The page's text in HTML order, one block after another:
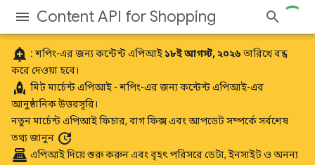
Content API for Shopping
add_alert : শপিং-এর জন্য কন্টেন্ট এপিআই ১৮ই আগস্ট, ২০২৬ তারিখে বন্ধ
করে দেওয়া হবে।
rocket মিটমার্চেন্ট এপিআই - শপিং-এর জন্য কন্টেন্ট এপিআই-এর
আনুষ্ঠানিক উত্তরসূরি।
নতুন মার্চেন্ট এপিআই ফিচার, বাগ ফিক্স এবং আপডেট সম্পর্কেসর্বশেষ
তথ্য জানুন update
point_of_sale এপিআই দিয়ে শুরু করুনএবং বৃহৎ পরিসরে ডেটা, ইনসাইট ও অনন্য